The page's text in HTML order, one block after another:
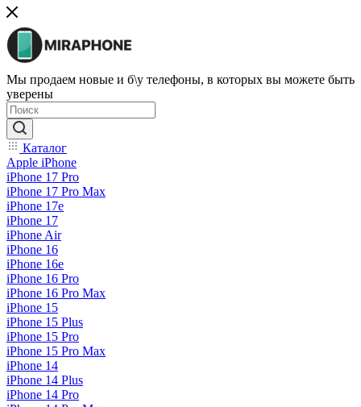
Мы продаем новые и б\у телефоны, в которых вы можете быть
уверены
Каталог
Apple iPhone
iPhone 17 Pro
iPhone 17 Pro Max
iPhone 17e
iPhone 17
iPhone Air
iPhone 16
iPhone 16e
iPhone 16 Pro
iPhone 16 Pro Max
iPhone 15
iPhone 15 Plus
iPhone 15 Pro
iPhone 15 Pro Max
iPhone 14
iPhone 14 Plus
iPhone 14 Pro